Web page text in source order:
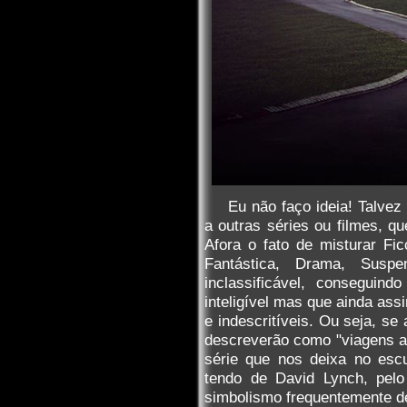
Eu não faço ideia!
a outras séries ou filmes,
Afora o fato de misturar
Fantástica, Drama,
inclassificável,
inteligível mas que ainda
e indescritíveis. Ou seja, se
descreverão como "viagens
série que nos deixa no
tendo de David Lynch,
simbolismo frequentemente